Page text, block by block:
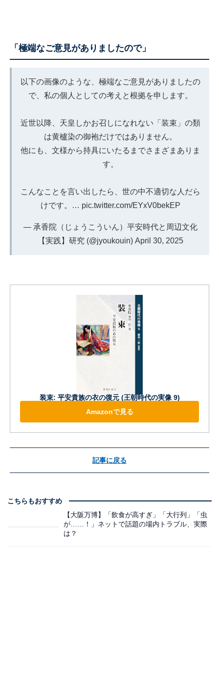
「極端なご意見がありましたので」
以下の画像のような、極端なご意見がありましたの
で、私の個人としての考えと根拠を申します。
近世以降、天皇しかお召しになれない「装束」の類
は黄櫨染の御袍だけではありません。
他にも、文様から持具にいたるまでさまざまありま
す。
こんなことを言い出したら、世の中不適切な人だら
けです。… pic.twitter.com/EYxV0bekEP
— 承香院（じょうこういん）平安時代と周辺文化
【実践】研究 (@jyoukouin) April 30, 2025
装束: 平安貴族の衣の復元 (王朝時代の実像 9)
Amazonで見る
記事に戻る
こちらもおすすめ
【大阪万博】「飲食が高すぎ」「大行列」「虫
が……！」ネットで話題の場内トラブル、実際
は？